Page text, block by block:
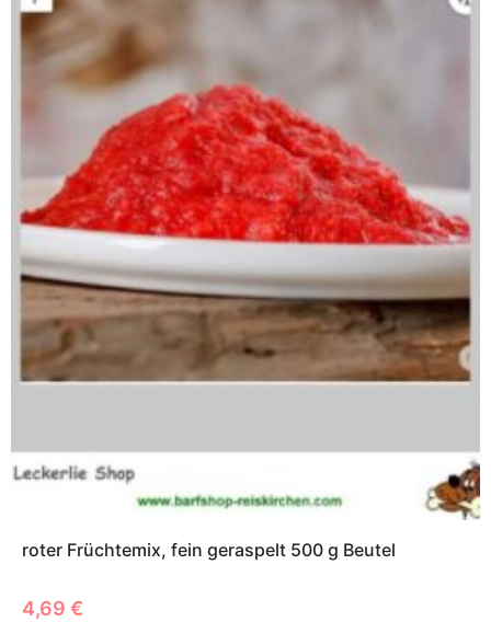
roter Früchtemix, fein geraspelt 500 g Beutel
4,69 €